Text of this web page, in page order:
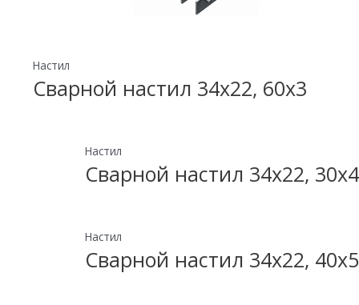
Настил
Сварной настил 34х22, 60х3
Настил
Сварной настил 34х22, 30х4
Настил
Сварной настил 34х22, 40х5